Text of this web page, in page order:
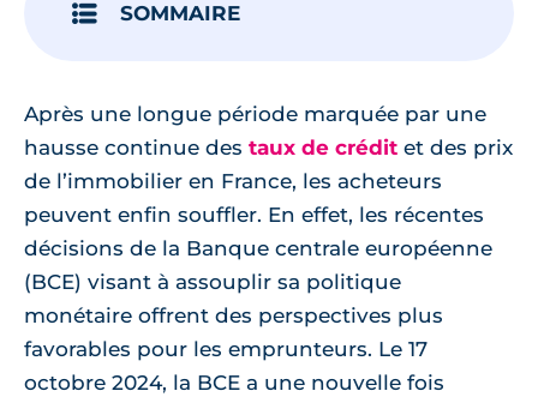
SOMMAIRE
Après une longue période marquée par une
hausse continue des taux de crédit et des prix
de l’immobilier en France, les acheteurs
peuvent enfin souffler. En effet, les récentes
décisions de la Banque centrale européenne
(BCE) visant à assouplir sa politique
monétaire offrent des perspectives plus
favorables pour les emprunteurs. Le 17
octobre 2024, la BCE a une nouvelle fois